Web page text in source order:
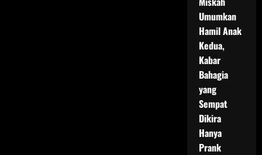
Umumkan
Hamil Anak
Kedua,
Kabar
Bahagia
yang
Sempat
Dikira
Hanya
Prank